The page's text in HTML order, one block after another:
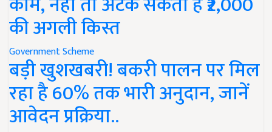
की अगली किस्त
Government Scheme
बड़ी खुशखबरी! बकरी पालन पर मिल
रहा है 60% तक भारी अनुदान, जानें
आवेदन प्रक्रिया..